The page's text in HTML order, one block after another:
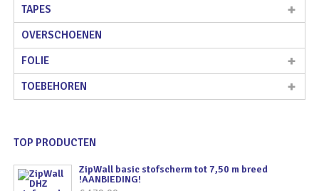
TAPES
OVERSCHOENEN
FOLIE
TOEBEHOREN
TOP PRODUCTEN
ZipWall basic stofscherm tot 7,50 m breed
!AANBIEDING!